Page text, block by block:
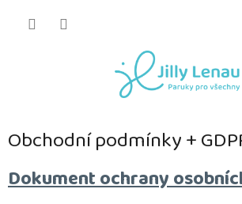
Obchodní podmínky +
Dokument ochrany